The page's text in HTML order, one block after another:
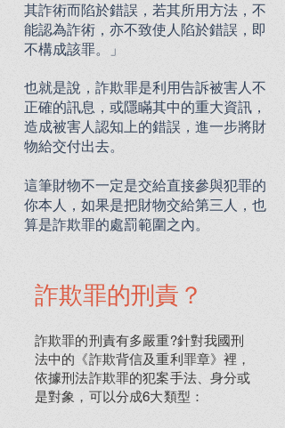
其詐術而陷於錯誤，若其所用方法，不
能認為詐術，亦不致使人陷於錯誤，即
不構成該罪。」
也就是說，詐欺罪是利用告訴被害人不
正確的訊息，或隱瞞其中的重大資訊，
造成被害人認知上的錯誤，進一步將財
物給交付出去。
這筆財物不一定是交給直接參與犯罪的
你本人，如果是把財物交給第三人，也
算是詐欺罪的處罰範圍之內。
詐欺罪的刑責？
詐欺罪的刑責有多嚴重?針對我國刑
法中的《詐欺背信及重利罪章》裡，
依據刑法詐欺罪的犯案手法、身分或
是對象，可以分成6大類型：